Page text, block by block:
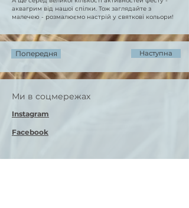
аквагрим від нашої спілки. Тож заглядайте з
малечею - розмалюємо настрій у святкові кольори!
Попередня Наступна
Ми в соцмережах
Instagram
Facebook